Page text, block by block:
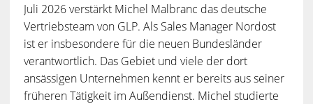
Juli 2026 verstärkt Michel Malbranc das deutsche
Vertriebsteam von GLP. Als Sales Manager Nordost
ist er insbesondere für die neuen Bundesländer
verantwortlich. Das Gebiet und viele der dort
ansässigen Unternehmen kennt er bereits aus seiner
früheren Tätigkeit im Außendienst. Michel studierte